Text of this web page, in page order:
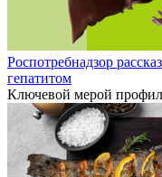
Роспотребнадзор
гепатитом
Ключевой мерой